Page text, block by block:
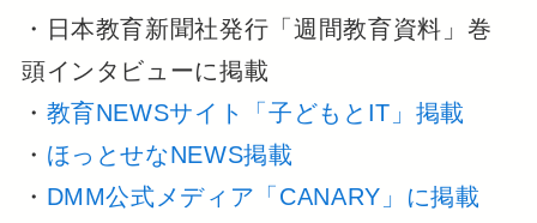
・日本教育新聞社発行「週間教育資料」巻
頭インタビューに掲載
・ 教育NEWSサイト「子どもとIT」掲載
・ ほっとせなNEWS掲載
・ DMM公式メディア「CANARY」に掲載